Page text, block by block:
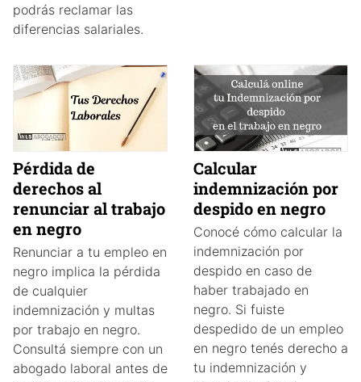
podrás reclamar las
diferencias salariales.
Pérdida de
derechos al
renunciar al trabajo
en negro
Renunciar a tu empleo en
negro implica la pérdida
de cualquier
indemnización y multas
por trabajo en negro.
Consultá siempre con un
abogado laboral antes de
Calcular
indemnización por
despido en negro
Conocé cómo calcular la
indemnización por
despido en caso de
haber trabajado en
negro. Si fuiste
despedido de un empleo
en negro tenés derecho a
tu indemnización y